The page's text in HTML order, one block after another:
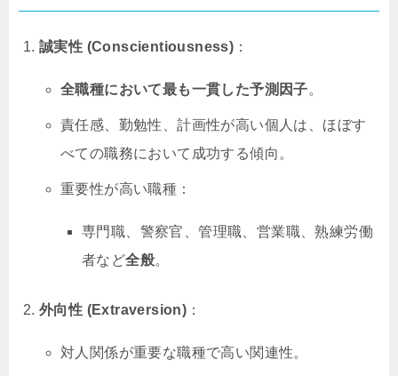
誠実性 (Conscientiousness) ：
全職種において最も一貫した予測因子。
責任感、勤勉性、計画性が高い個人は、ほぼす
べての職務において成功する傾向。
重要性が高い職種：
専門職、警察官、管理職、営業職、熟練労働
者など全般。
外向性 (Extraversion) ：
対人関係が重要な職種で高い関連性。